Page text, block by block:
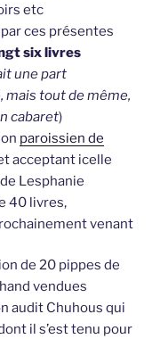
etc
ces présentes
six livres
une part
tout de même,
cabaret)
paroissien de
acceptant icelle
Lesphanie
40 livres,
venant
de 20 pippes de
vendues
audit Chuhous qui
il s’est tenu pour